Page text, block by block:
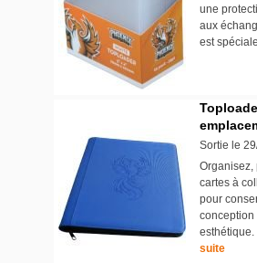
une
aux
est
Sortie le
Organisez,
cartes à
pour
conception
suite